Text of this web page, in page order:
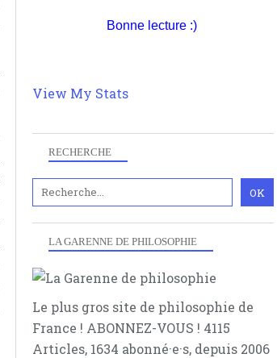
RECHERCHE
LA GARENNE DE PHILOSOPHIE
Le plus gros site de philosophie de
France ! ABONNEZ-VOUS ! 4115
Articles, 1634 abonné·e·s, depuis 2006
Bonne lecture :)
View My Stats